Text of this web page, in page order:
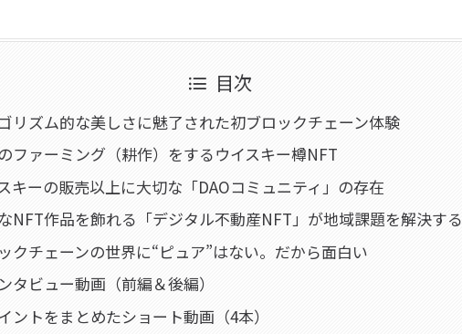
目次
リズム的な美しさに魅了された初ブロックチェーン体験
ファーミング（耕作）をするウイスキー樽NFT
キーの販売以上に大切な「DAOコミュニティ」の存在
NFT作品を飾れる「デジタル不動産NFT」が地域課題を解決する
クチェーンの世界に“ピュア”はない。だから面白い
タビュー動画（前編＆後編）
ントをまとめたショート動画（4本）